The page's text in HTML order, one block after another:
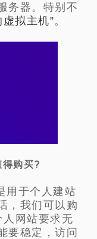
务器。特别不
拟主机”。
得购买?
用于个人建站
，我们可以购
网站要求无
要稳定，访问